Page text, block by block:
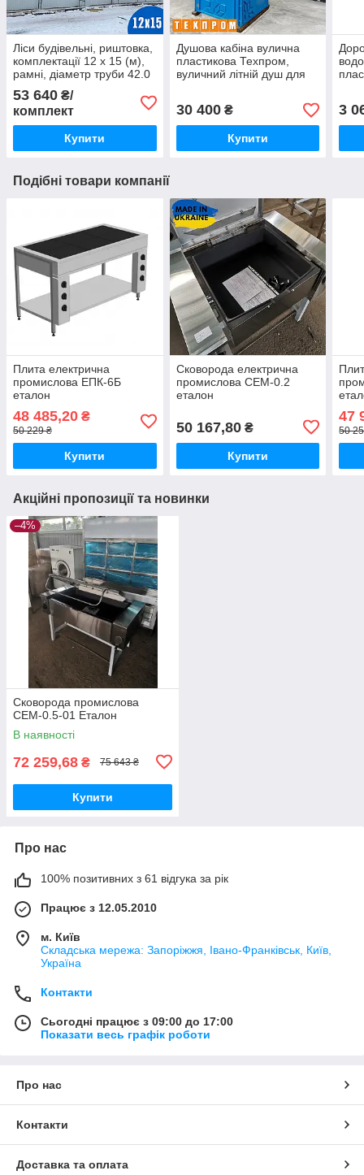
Ліси будівельні, риштовка,
комплектації 12 х 15 (м),
рамні, діаметр труби 42.0
(мм)
53 640 ₴/
комплект
Купити
Душова кабіна вулична
пластикова Техпром,
вуличний літній душ для
30 400₴
Купити
3
Подібні товари компанії
Плита електрична
промислова ЕПК-6Б
еталон
48 485,20 ₴
50 229 ₴
Купити
Сковорода електрична
промислова СЕМ-0.2
еталон
50 167,80₴
Купити
47
50
Акційні пропозиції та новинки
–4%
Сковорода промислова
СЕМ-0.5-01 Еталон
В наявності
72 259,68 ₴ 75 643 ₴
Купити
Про нас
100% позитивних з 61 відгука за рік
Працює з 12.05.2010
м. Київ
Складська мережа: Запоріжжя, Івано-Франківськ, Київ,
Україна
Контакти
Сьогодні працює з 09:00 до 17:00
Показати весь графік роботи
Про нас
Контакти
Доставка та оплата